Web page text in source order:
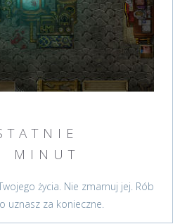
MINUT
życia. Nie zmarnuj jej. Rób
uznasz za konieczne.